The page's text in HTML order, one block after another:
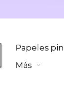
Papeles
Más